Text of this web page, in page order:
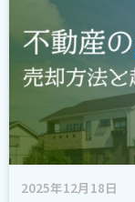
2025年12月18日